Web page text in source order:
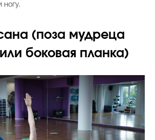
ногу.
(поза мудреца
боковая планка)